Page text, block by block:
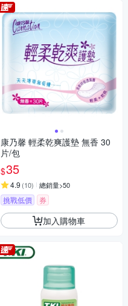
康乃馨 輕柔乾爽護墊 無香 30
片/包
$35
4.9 (10) 總銷量>50
挑戰低價 券
加入購物車